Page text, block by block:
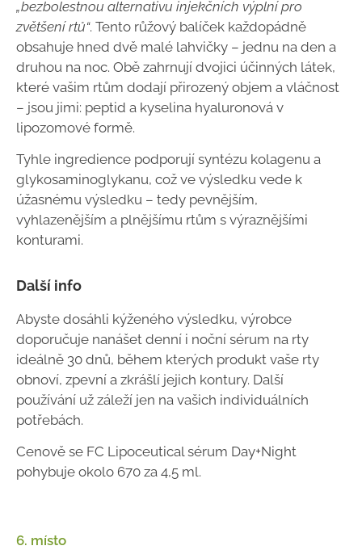
„bezbolestnou alternativu injekčních výplní pro
zvětšení rtů“. Tento růžový balíček každopádně
obsahuje hned dvě malé lahvičky – jednu na den a
druhou na noc. Obě zahrnují dvojici účinných látek,
které vašim rtům dodají přirozený objem a vláčnost
– jsou jimi: peptid a kyselina hyaluronová v
lipozomové formě.
Tyhle ingredience podporují syntézu kolagenu a
glykosaminoglykanu, což ve výsledku vede k
úžasnému výsledku – tedy pevnějším,
vyhlazenějším a plnějšímu rtům s výraznějšími
konturami.
Další info
Abyste dosáhli kýženého výsledku, výrobce
doporučuje nanášet denní i noční sérum na rty
ideálně 30 dnů, během kterých produkt vaše rty
obnoví, zpevní a zkrášlí jejich kontury. Další
používání už záleží jen na vašich individuálních
potřebách.
Cenově se FC Lipoceutical sérum Day+Night
pohybuje okolo 670 za 4,5 ml.
6. místo